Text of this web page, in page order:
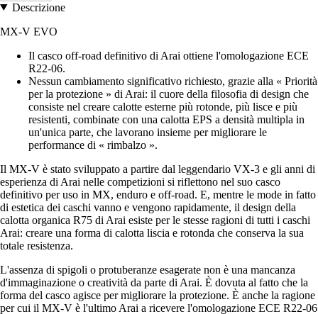
Descrizione
MX-V EVO
Il casco off-road definitivo di Arai ottiene l'omologazione ECE
R22-06.
Nessun cambiamento significativo richiesto, grazie alla « Priorità
per la protezione » di Arai: il cuore della filosofia di design che
consiste nel creare calotte esterne più rotonde, più lisce e più
resistenti, combinate con una calotta EPS a densità multipla in
un'unica parte, che lavorano insieme per migliorare le
performance di « rimbalzo ».
Il MX-V è stato sviluppato a partire dal leggendario VX-3 e gli anni di
esperienza di Arai nelle competizioni si riflettono nel suo casco
definitivo per uso in MX, enduro e off-road. E, mentre le mode in fatto
di estetica dei caschi vanno e vengono rapidamente, il design della
calotta organica R75 di Arai esiste per le stesse ragioni di tutti i caschi
Arai: creare una forma di calotta liscia e rotonda che conserva la sua
totale resistenza.
L'assenza di spigoli o protuberanze esagerate non è una mancanza
d'immaginazione o creatività da parte di Arai. È dovuta al fatto che la
forma del casco agisce per migliorare la protezione. È anche la ragione
per cui il MX-V è l'ultimo Arai a ricevere l'omologazione ECE R22-06